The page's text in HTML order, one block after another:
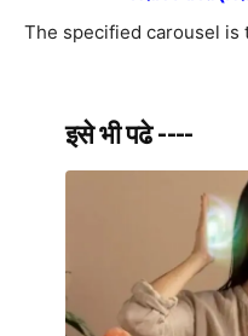
The specified carousel is
इसे भी पढे ----